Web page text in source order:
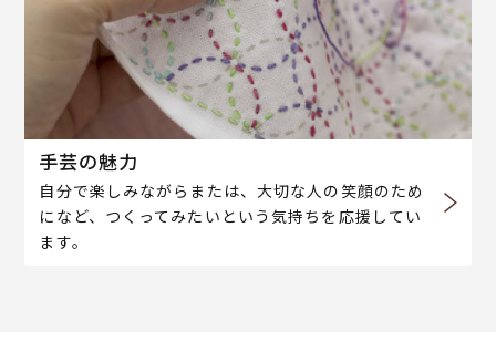
手芸の魅力
自分で楽しみながらまたは、大切な人の笑顔のため
になど、つくってみたいという気持ちを応援してい
ます。